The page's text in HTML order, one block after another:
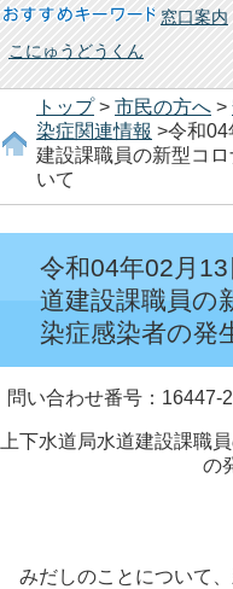
おすすめキーワード 窓口案内
こにゅうどうくん
トップ> 市民の方へ >
染症関連情報 >令和
建設課職員の新型コ
いて
令和04年02月
道建設課職員の
染症感染者の発
問い合わせ番号：16447-
上下水道局水道建設課職
の
みだしのことについて